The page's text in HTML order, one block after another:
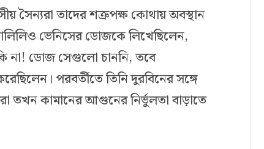
সৈন্যরা তাদের শত্রুপক্ষ কোথায় অবস্থান
ভেনিসের ডোজকে লিখেছিলেন,
কি না! ডোজ সেগুলো চাননি, তবে
পরবর্তীতে তিনি দুরবিনের সঙ্গে
কামানের আগুনের নির্ভুলতা বাড়াতে